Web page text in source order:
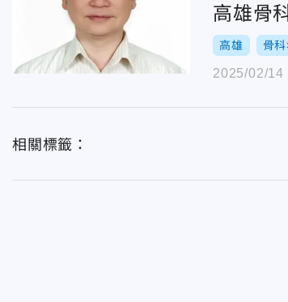
高雄骨
高雄 骨
2025/02/14
相關標籤：